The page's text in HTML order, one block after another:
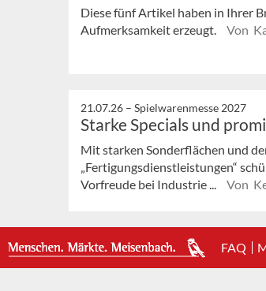
Diese fünf Artikel haben in Ihrer
Aufmerksamkeit erzeugt.
Von
21.07.26 – Spielwarenmesse 2027
Starke Specials und
Mit starken Sonderflächen und
„Fertigungsdienstleistungen“
Vorfreude bei Industrie ...
Von
FAQ